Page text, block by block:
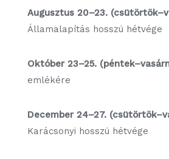
Augusztus 20–23.
Államalapítás hosszú hétvége
Október 23–25.
emlékére
December 24–27.
Karácsonyi hosszú hétvége